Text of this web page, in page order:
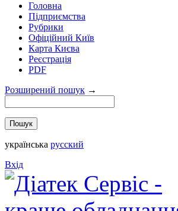
Головна
Підприємства
Рубрики
Офіційний Київ
Карта Києва
Реєстрація
PDF
Розширений пошук →
українська русский
Вхід